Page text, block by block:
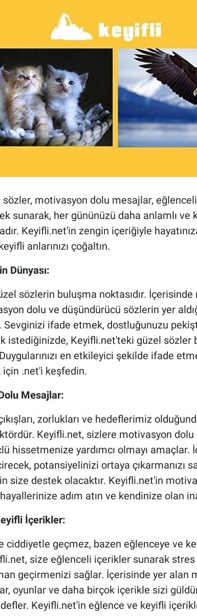
motivasyon dolu mesajlar,
sunarak, her gününüzü daha anlamlı ve
Keyifli.net'in zengin içeriğiyle
anlarınızı çoğaltın.
Dünyası:
sözlerin buluşma noktasıdır.
dolu ve düşündürücü sözlerin yer
Sevginizi ifade etmek, dostluğunuzu
istediğinizde, Keyifli.net'teki güzel sözler
en etkileyici şekilde ifade
.net'i keşfedin.
Mesajlar:
zorlukları ve hedeflerimiz
Keyifli.net, sizlere motivasyon
hissetmenize yardımcı olmayı amaçlar.
potansiyelinizi ortaya çıkarmanızı
size destek olacaktır. Keyifli.net'in
adım atın ve kendinize olan
İçerikler:
ciddiyetle geçmez, bazen eğlenceye ve
size eğlenceli içerikler sunarak stres
geçirmenizi sağlar. İçerisinde yer alan
oyunlar ve daha birçok içerikle sizi
Keyifli.net'in eğlence ve keyifli